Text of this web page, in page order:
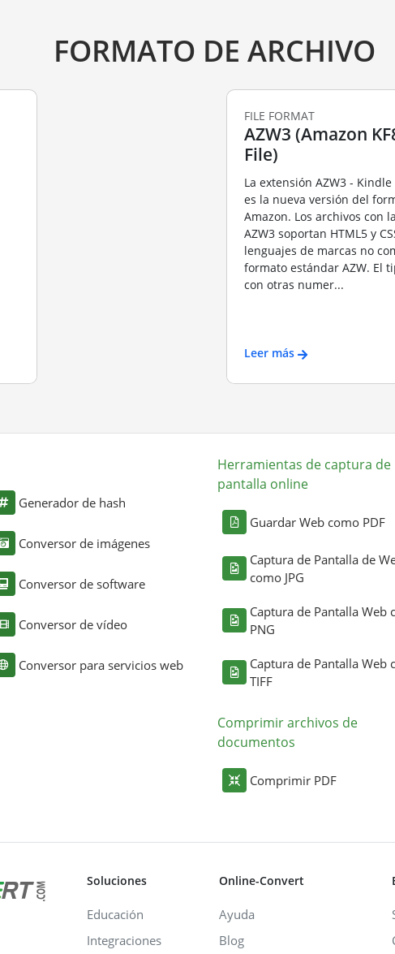
FORMATO DE ARCHIVO
FILE FORMAT
AZW3 (Amazon
File)
La extensión AZW3 - Kindle
es la nueva versión del
Amazon. Los archivos con
AZW3 soportan HTML5 y
lenguajes de marcas no
formato estándar AZW. El
con otras numer...
Leer más
Generador de hash
Conversor de imágenes
Conversor de software
Conversor de vídeo
Conversor para servicios web
Herramientas de captura de
pantalla online
Guardar Web como PDF
Captura de Pantalla de
como JPG
Captura de Pantalla Web
PNG
Captura de Pantalla Web
TIFF
Comprimir archivos de
documentos
Comprimir PDF
Soluciones
Educación
Integraciones
Online-Convert
Ayuda
Blog